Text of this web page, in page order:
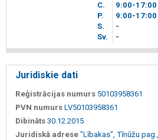
C.
9 00-17 00
P.
9 00-17 00
S.
-
Sv.
-
Juridiskie dati
Reģistrācijas numurs 50103958361
PVN numurs LV50103958361
Dibināts 30.12.2015
Juridiskā adrese "Lībakas", Tīnūžu